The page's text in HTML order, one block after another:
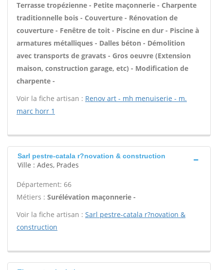
Terrasse tropézienne - Petite maçonnerie - Charpente
traditionnelle bois - Couverture - Rénovation de
couverture - Fenêtre de toit - Piscine en dur - Piscine à
armatures métalliques - Dalles béton - Démolition
avec transports de gravats - Gros oeuvre (Extension
maison, construction garage, etc) - Modification de
charpente -
Voir la fiche artisan : Renov art - mh menuiserie - m.
marc horr 1
Sarl pestre-catala r?novation & construction
Ville : Ades, Prades
Département: 66
Métiers : Surélévation maçonnerie -
Voir la fiche artisan : Sarl pestre-catala r?novation &
construction